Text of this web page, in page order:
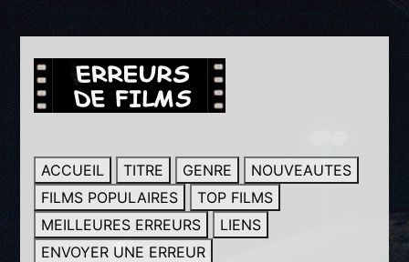
ACCUEIL TITRE GENRE
NOUVEAUTES
FILMS POPULAIRES
TOP FILMS
MEILLEURES ERREURS
LIENS
ENVOYER UNE ERREUR